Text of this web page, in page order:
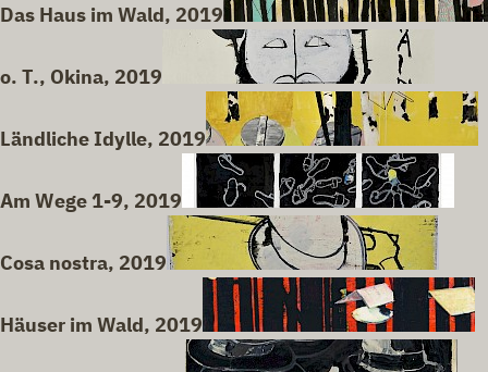
Das Haus im Wald, 2019
o. T., Okina, 2019
Ländliche Idylle, 2019
Am Wege 1-9, 2019
Cosa nostra, 2019
Häuser im Wald, 2019